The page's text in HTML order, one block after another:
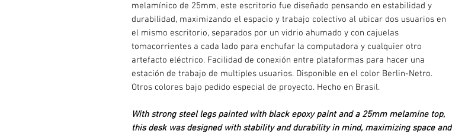
melamínico de 25mm, este escritorio fue diseñado pensando en estabilidad y
durabilidad, maximizando el espacio y trabajo colectivo al ubicar dos usuarios en
el mismo escritorio, separados por un vidrio ahumado y con cajuelas
tomacorrientes a cada lado para enchufar la computadora y cualquier otro
artefacto eléctrico. Facilidad de conexión entre plataformas para hacer una
estación de trabajo de multiples usuarios. Disponible en el color Berlin-Netro.
Otros colores bajo pedido especial de proyecto. Hecho en Brasil.
With strong steel legs painted with black epoxy paint and a 25mm melamine top,
this desk was designed with stability and durability in mind, maximizing space and